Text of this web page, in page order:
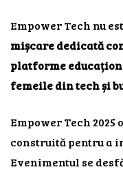
Empower Tech nu
mișcare dedicată
platforme
femeile din tech și
Empower Tech
construită pentru a
Evenimentul se